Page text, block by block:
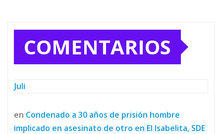
COMENTARIOS
Juli
en Condenado a 30 años de prisión hombre
implicado en asesinato de otro en El Isabelita, SDE